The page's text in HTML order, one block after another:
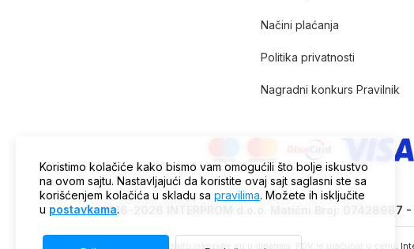
Načini plaćanja
Politika privatnosti
Nagradni konkurs Pravilnik
© 2016-2026 INTERPROM d.o.o. Matični Broj: 07428987
Sve cene na ovom sajtu iskazane su u dinarima. PDV je uračunat u
Koristimo kolačiće kako bismo vam omogućili što bolje iskustvo
na ovom sajtu. Nastavljajući da koristite ovaj sajt saglasni ste sa
korišćenjem kolačića u skladu sa pravilima. Možete ih isključite
u postavkama.